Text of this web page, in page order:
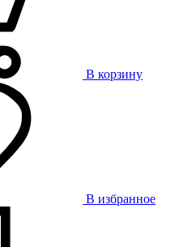
В корзину
В избранное